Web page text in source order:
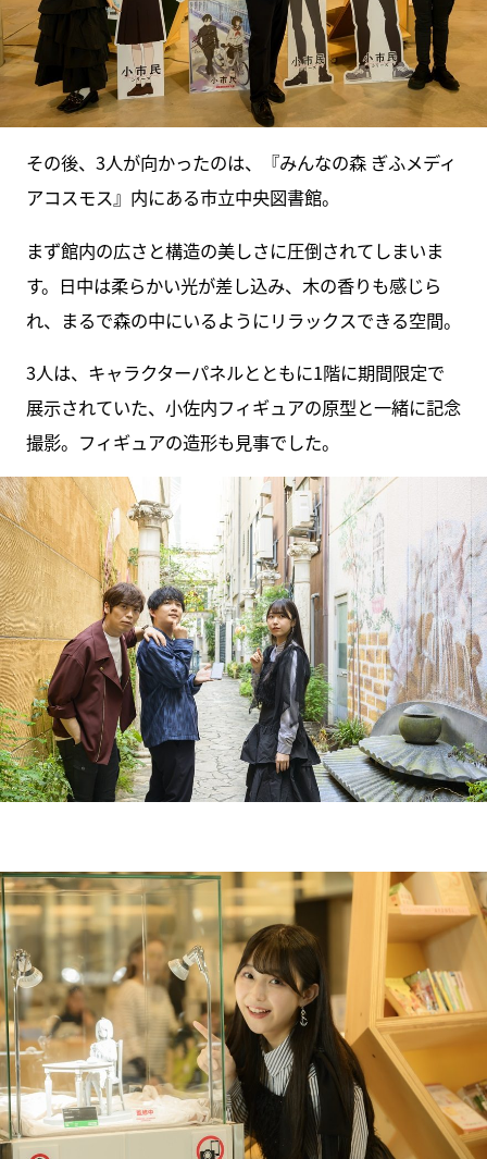
その後、3人が向かったのは、『みんなの森 ぎふメディ
アコスモス』内にある市立中央図書館。
まず館内の広さと構造の美しさに圧倒されてしまいま
す。日中は柔らかい光が差し込み、木の香りも感じら
れ、まるで森の中にいるようにリラックスできる空間。
3人は、キャラクターパネルとともに1階に期間限定で
展示されていた、小佐内フィギュアの原型と一緒に記念
撮影。フィギュアの造形も見事でした。